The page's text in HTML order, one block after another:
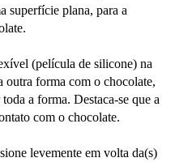
superfície plana, para a
(película de silicone) na
outra forma com o chocolate,
a forma. Destaca-se que a
com o chocolate.
levemente em volta da(s)